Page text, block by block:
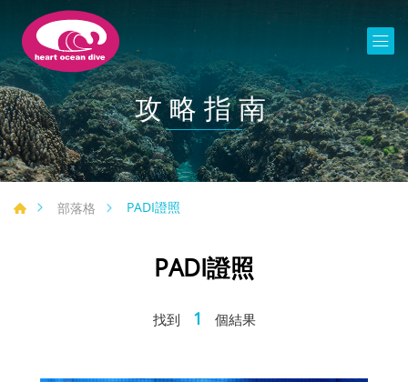
攻略指南
部落格 PADI證照
PADI證照
找到 1 個結果